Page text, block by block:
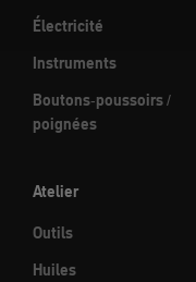
Électricité
Instruments
Boutons-poussoirs /
poignées
Atelier
Outils
Huiles